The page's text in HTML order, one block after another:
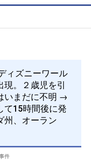
ィズニーワール
。２歳児を引
いまだに不明 →
て15時間後に発
州、オーラン
件